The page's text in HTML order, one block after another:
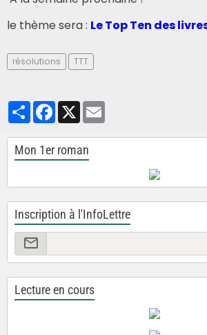
le thème sera : Le Top Ten des
résolutions TTT
PartagerFacebook
X
Mon 1er roman
Inscription à l'InfoLettre
Lecture en cours